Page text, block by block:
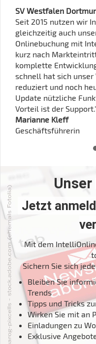
SV Westfalen
Seit 2015 nutzen wir
gleichzeitig auch
Onlinebuchung mit
kurz nach
komplette
schnell hat sich
reduziert und noch
Update nützliche
Vorteil ist der
Marianne Kleff
Geschäftsführerin
TV Trippstadt 1962 e.V.
„Der Start war
prompt und
hervorragend.“
Jetzt
Mit dem
Sichern Sie sich
Bleiben Sie
Trends
Tipps und Tricks
Wirken Sie mit an
Einladungen zu
Exklusive